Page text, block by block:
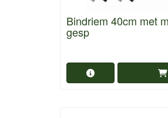
Bindriem 40cm met
gesp